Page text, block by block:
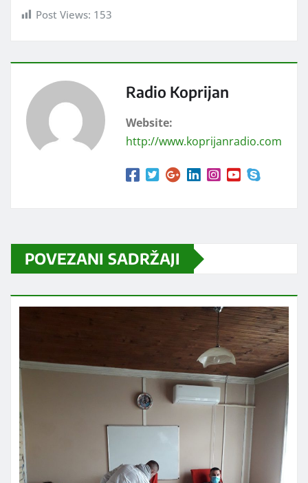
Post Views: 153
Radio Koprijan
Website:
http://www.koprijanradio.com
POVEZANI SADRŽAJI